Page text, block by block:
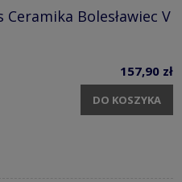
Bolesławiec V
157,90 zł
DO KOSZYKA